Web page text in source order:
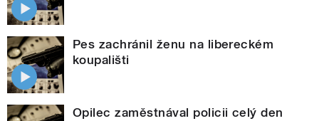
Pes zachránil ženu na libereckém
koupališti
Opilec zaměstnával policii celý den